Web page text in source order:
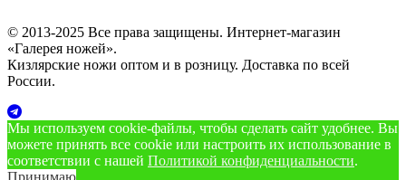
© 2013-2025 Все права защищены. Интернет-магазин
«Галерея ножей».
Кизлярские ножи оптом и в розницу. Доставка по всей
России.
Мы используем cookie‑файлы, чтобы сделать сайт удобнее. Вы
можете принять все cookie или настроить их использование в
соответствии с нашей Политикой конфиденциальности.